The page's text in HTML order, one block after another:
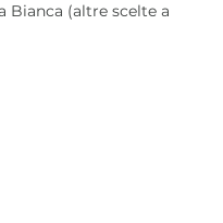
Bianca (altre scelte a